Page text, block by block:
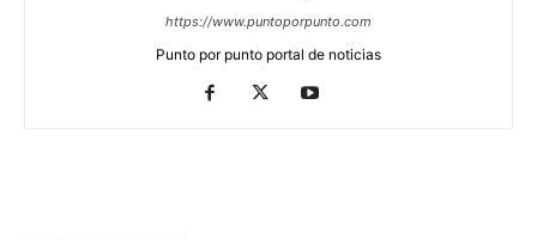
https://www.puntoporpunto.com
Punto por punto portal de noticias